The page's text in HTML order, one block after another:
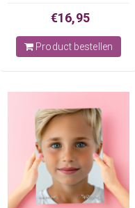
€16,95
Product bestellen